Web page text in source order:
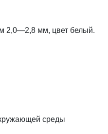
2,0—2,8 мм, цвет белый.
среды